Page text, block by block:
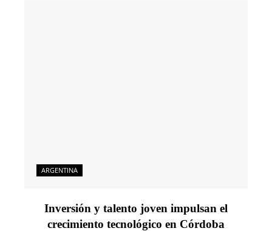
ARGENTINA
Inversión y talento joven impulsan el
crecimiento tecnológico en Córdoba